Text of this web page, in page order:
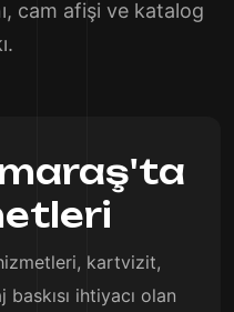
cam afişi ve katalog
kartvizit,
ihtiyacı olan